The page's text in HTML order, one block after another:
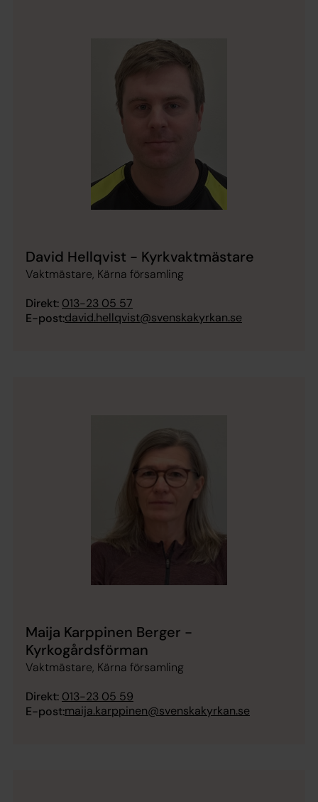
David Hellqvist - Kyrkvaktmästare
Vaktmästare, Kärna församling
Direkt: 013-23 05 57
E-post:david.hellqvist@svenskakyrkan.se
Maija Karppinen Berger -
Kyrkogårdsförman
Vaktmästare, Kärna församling
Direkt: 013-23 05 59
E-post:maija.karppinen@svenskakyrkan.se